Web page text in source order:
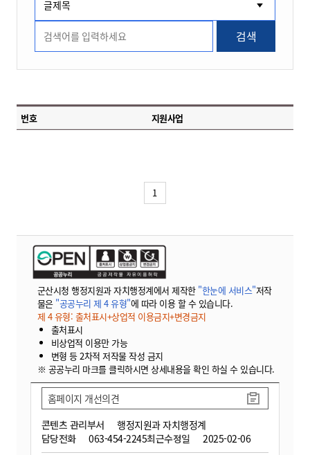
검색
번호 지원사업
1
군산시청 행정지원과 자치행정계에서 제작한 "한눈에 서비스"저작
물은 "공공누리 제 4 유형"에 따라 이용 할 수 있습니다.
제 4 유형: 출처표시+상업적 이용금지+변경금지
출처표시
비상업적 이용만 가능
변형 등 2차적 저작물 작성 금지
※ 공공누리 마크를 클릭하시면 상세내용을 확인 하실 수 있습니다.
콘텐츠 관리부서
행정지원과 자치행정계
담당전화
063-454-2245최근수정일 2025-02-06
홈페이지 개선의견